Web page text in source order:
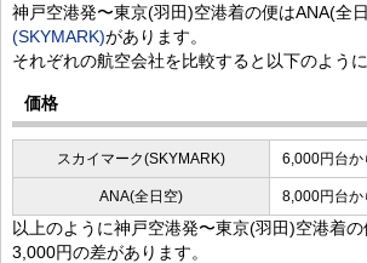
神戸空港発〜東京(羽田)空港着の便はANA(全
(SKYMARK)があります。
それぞれの航空会社を比較すると以下のように
価格
スカイマーク(SKYMARK) 6,000円台か
ANA(全日空) 8,000円台
以上のように神戸空港発〜東京(羽田)空港着
3,000円の差があります。